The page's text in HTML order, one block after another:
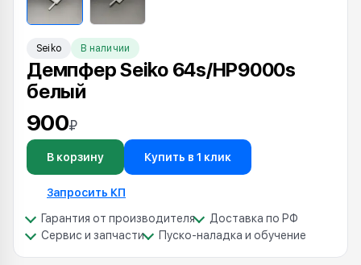
Seiko В наличии
Демпфер Seiko 64s/HP9000s
белый
900₽
В корзину Купить в 1 клик
Запросить КП
Гарантия от производителя
Доставка по РФ
Сервис и запчасти
Пуско-наладка и обучение